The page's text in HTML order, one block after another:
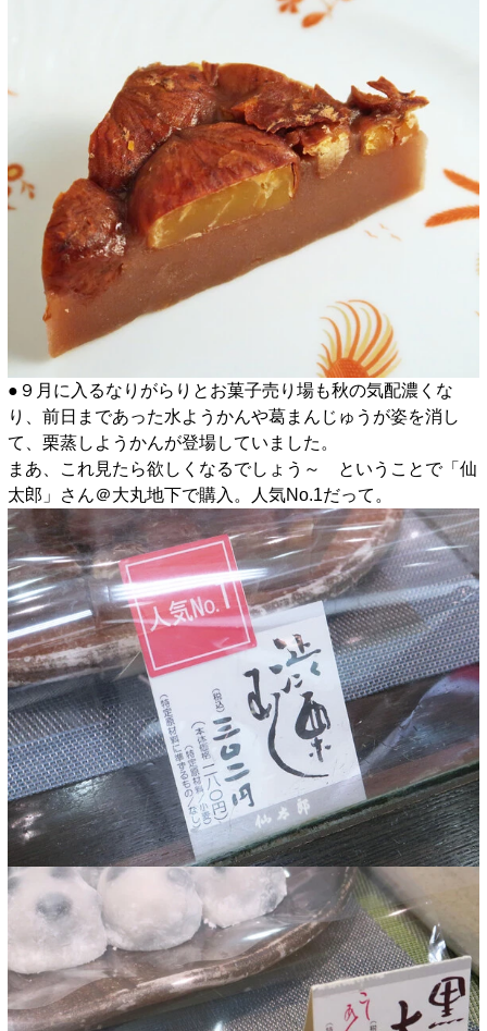
●９月に入るなりがらりとお菓子売り場も秋の気配濃くな
り、前日まであった水ようかんや葛まんじゅうが姿を消し
て、栗蒸しようかんが登場していました。
まあ、これ見たら欲しくなるでしょう～ ということで「仙
太郎」さん＠大丸地下で購入。人気No.1だって。